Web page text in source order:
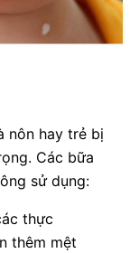
nôn hay trẻ bị
Các bữa
sử dụng:
thực
thêm mệt